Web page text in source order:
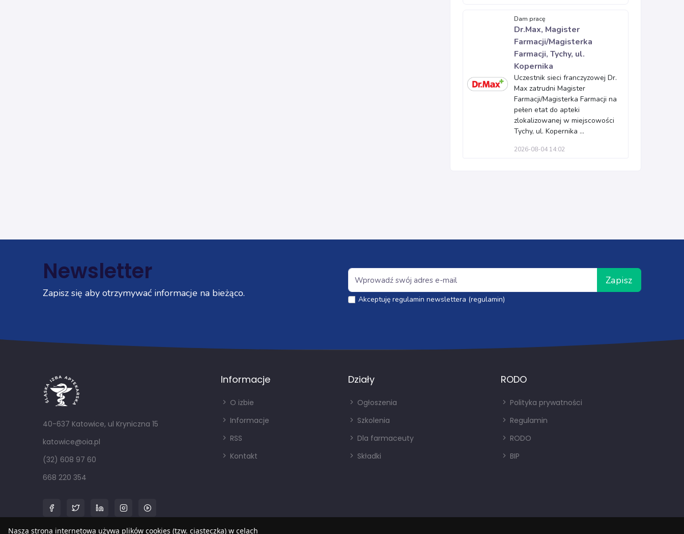
Dam pracę
Dr.Max, Magister
Farmacji/Magisterka
Farmacji, Tychy, ul.
Kopernika
Uczestnik sieci franczyzowej Dr.
Max zatrudni Magister
Farmacji/Magisterka Farmacji na
pełen etat do apteki
zlokalizowanej w miejscowości
Tychy, ul. Kopernika ...
2026-08-04 14:02
Newsletter
Zapisz się aby otrzymywać informacje na bieżąco.
Zapisz
Akceptuję regulamin newslettera (regulamin)
40-637 Katowice, ul Kryniczna 15
katowice@oia.pl
(32) 608 97 60
668 220 354
Informacje
O izbie
Informacje
RSS
Kontakt
Działy
Ogłoszenia
Szkolenia
Dla farmaceuty
Składki
RODO
Polityka prywatności
Regulamin
RODO
BIP
Nasza strona internetowa używa plików cookies (tzw. ciasteczka) w celach